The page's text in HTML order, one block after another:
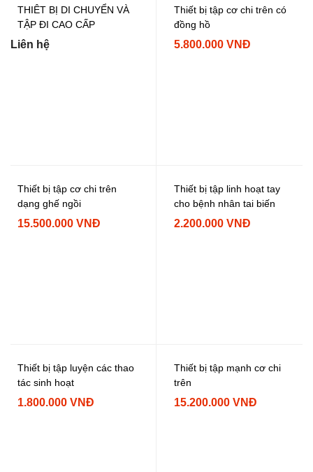
THIÊT BỊ DI CHUYỂN VÀ
TẬP ĐI CAO CẤP
Liên hệ
Thiết bị tập cơ chi trên có
đồng hồ
5.800.000 VNĐ
Thiết bị tập cơ chi trên
dạng ghế ngồi
15.500.000 VNĐ
Thiết bị tập linh hoạt tay
cho bệnh nhân tai biến
2.200.000 VNĐ
Thiết bị tập luyện các thao
tác sinh hoạt
1.800.000 VNĐ
Thiết bị tập mạnh cơ chi
trên
15.200.000 VNĐ